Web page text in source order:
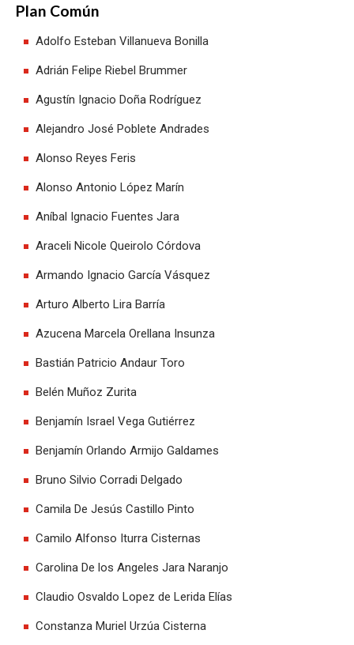
Plan Común
Adolfo Esteban Villanueva Bonilla
Adrián Felipe Riebel Brummer
Agustín Ignacio Doña Rodríguez
Alejandro José Poblete Andrades
Alonso Reyes Feris
Alonso Antonio López Marín
Aníbal Ignacio Fuentes Jara
Araceli Nicole Queirolo Córdova
Armando Ignacio García Vásquez
Arturo Alberto Lira Barría
Azucena Marcela Orellana Insunza
Bastián Patricio Andaur Toro
Belén Muñoz Zurita
Benjamín Israel Vega Gutiérrez
Benjamín Orlando Armijo Galdames
Bruno Silvio Corradi Delgado
Camila De Jesús Castillo Pinto
Camilo Alfonso Iturra Cisternas
Carolina De los Angeles Jara Naranjo
Claudio Osvaldo Lopez de Lerida Elías
Constanza Muriel Urzúa Cisterna